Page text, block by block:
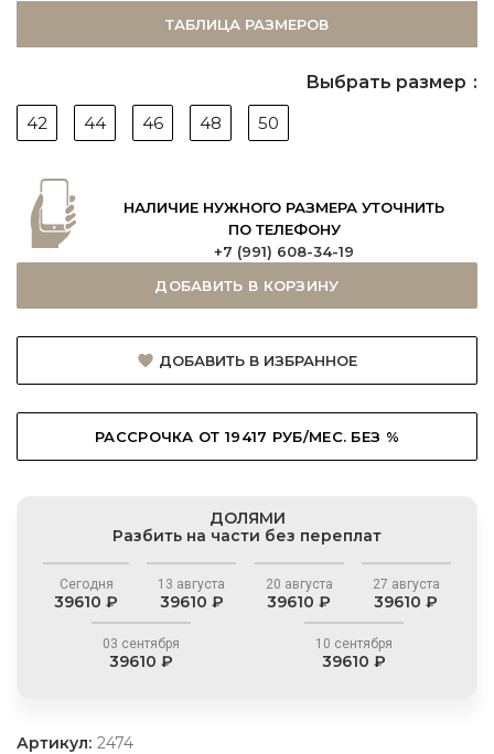
ТАБЛИЦА РАЗМЕРОВ
Выбрать размер
42
44 46 48 50
НАЛИЧИЕ НУЖНОГО РАЗМЕРА УТОЧНИТЬ
ПО ТЕЛЕФОНУ
+7 (991) 608-34-19
ДОБАВИТЬ В КОРЗИНУ
ДОБАВИТЬ В ИЗБРАННОЕ
РАССРОЧКА ОТ 19417 РУБ/МЕС. БЕЗ %
ДОЛЯМИ
Разбить на части без переплат
Сегодня
39610 ₽
13 августа
39610 ₽
20 августа
39610 ₽
27 августа
39610 ₽
03 сентября
39610 ₽
10 сентября
39610 ₽
Артикул: 2474